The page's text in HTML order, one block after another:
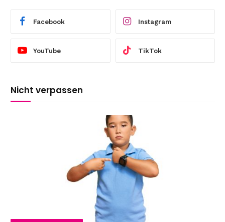
Facebook Instagram
YouTube TikTok
Nicht verpassen